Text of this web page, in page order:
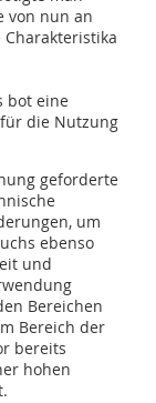
von nun an
bot eine
die Nutzung
geforderte
um
ebenso
und
Bereichen
Bereich der
bereits
hohen